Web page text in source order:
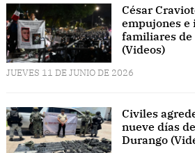
César
empujones e
familiares de
(Videos)
JUEVES 11 DE JUNIO DE 2026
Civiles
nueve días
Durango